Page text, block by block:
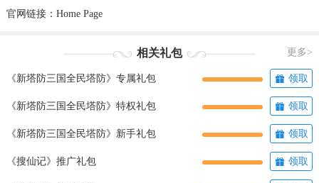
官网链接： Home Page
更多>
相关礼包
领取
《新塔防三国全民塔防》专属礼包
领取
《新塔防三国全民塔防》特权礼包
领取
《新塔防三国全民塔防》新手礼包
领取
《搜仙记》推广礼包